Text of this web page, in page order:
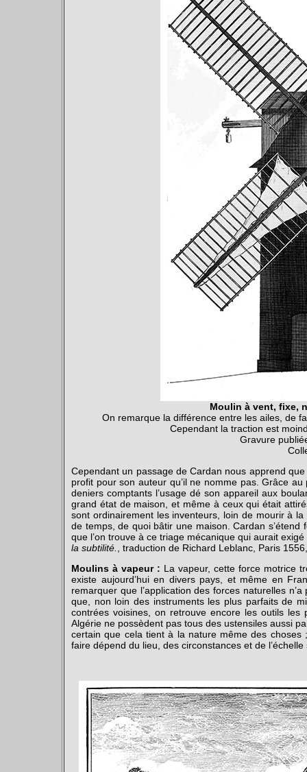
Moulin à vent, fixe,
On remarque la différence entre les ailes, de
Cependant la traction est
Gravure
Cependant un passage de Cardan nous apprend
profit pour son auteur qu’il ne nomme pas. Grâce
deniers comptants l’usage dé son appareil aux
grand état de maison, et même à ceux qui était
sont ordinairement les inventeurs, loin de mourir à
de temps, de quoi bâtir une maison. Cardan
que l’on trouve à ce triage mécanique qui aurait
la subtilité.
, traduction de Richard Leblanc, Paris
Moulins à vapeur : La vapeur, cette force motrice
existe aujourd’hui en divers pays, et même en
remarquer que l’application des forces naturelles
que, non loin des instruments les plus parfaits de
contrées voisines, on retrouve encore les outils
Algérie ne possèdent pas tous des ustensiles aussi
certain que cela tient à la nature même des choses
faire dépend du lieu, des circonstances et de